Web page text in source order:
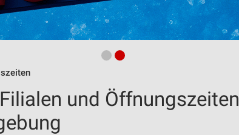
und Öffnungszeiten